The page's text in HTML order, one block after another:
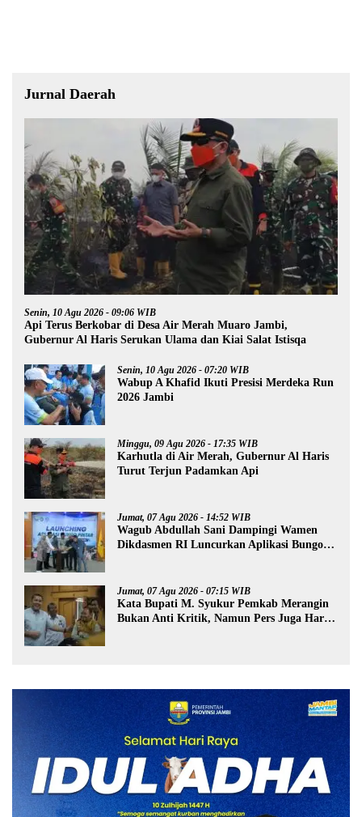
Jurnal Daerah
Senin, 10 Agu 2026 - 09:06 WIB
Api Terus Berkobar di Desa Air Merah Muaro Jambi,
Gubernur Al Haris Serukan Ulama dan Kiai Salat Istisqa
Senin, 10 Agu 2026 - 07:20 WIB
Wabup A Khafid Ikuti Presisi Merdeka Run
2026 Jambi
Minggu, 09 Agu 2026 - 17:35 WIB
Karhutla di Air Merah, Gubernur Al Haris
Turut Terjun Padamkan Api
Jumat, 07 Agu 2026 - 14:52 WIB
Wagub Abdullah Sani Dampingi Wamen
Dikdasmen RI Luncurkan Aplikasi Bungo
Jumat, 07 Agu 2026 - 07:15 WIB
Kata Bupati M. Syukur Pemkab Merangin
Bukan Anti Kritik, Namun Pers Juga Harus